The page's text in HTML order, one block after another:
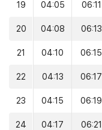
19 04:05 06:11
20 04:08 06:13
21 04:10 06:15
22 04:13 06:17
23 04:15 06:19
24 04:17 06:21